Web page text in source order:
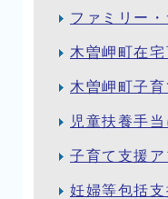
ファミリー
木曽岬町在
木曽岬町子
児童扶養手
子育て支援
妊婦等包括支